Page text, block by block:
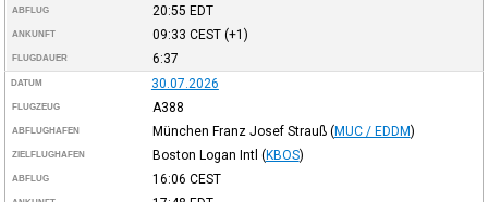
ABFLUG 20:55 EDT
ANKUNFT 09:33 CEST(+1)
FLUGDAUER 6:37
DATUM 30.07.2026
FLUGZEUG A388
ABFLUGHAFEN München Franz Josef Strauß (MUC / EDDM)
ZIELFLUGHAFEN Boston Logan Intl (KBOS)
ABFLUG 16:06 CEST